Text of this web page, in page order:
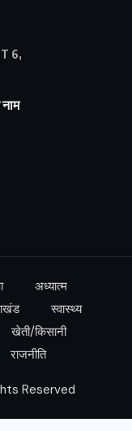
6,
अध्यात्म
स्वास्थ्य
खेती/किसानी
राजनीति
Reserved